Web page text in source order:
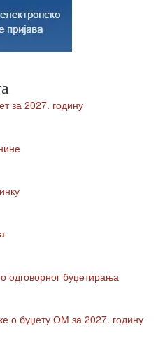
за 2027. годину
одговорног буџетирања
о буџету ОМ за 2027. годину